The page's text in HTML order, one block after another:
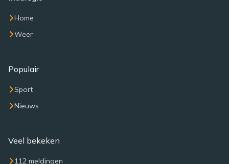
Home
Weer
Populair
Sport
Nieuws
Veel bekeken
112 meldingen